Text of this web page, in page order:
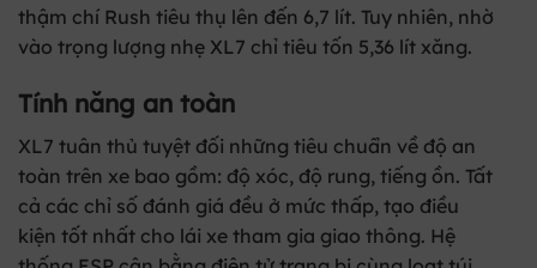
thậm chí Rush tiêu thụ lên đến 6,7 lít. Tuy nhiên, nhờ
vào trọng lượng nhẹ XL7 chỉ tiêu tốn 5,36 lít xăng.
Tính năng an toàn
XL7 tuân thủ tuyệt đối những tiêu chuẩn về độ an
toàn trên xe bao gồm: độ xóc, độ rung, tiếng ồn. Tất
cả các chỉ số đánh giá đều ở mức thấp, tạo điều
kiện tốt nhất cho lái xe tham gia giao thông. Hệ